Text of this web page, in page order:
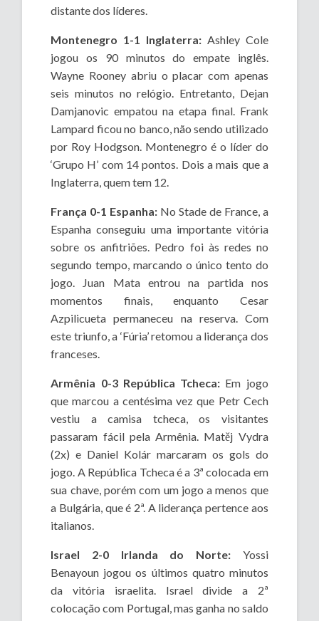
distante dos líderes.
Montenegro 1-1 Inglaterra: Ashley Cole
jogou os 90 minutos do empate inglês.
Wayne Rooney abriu o placar com apenas
seis minutos no relógio. Entretanto, Dejan
Damjanovic empatou na etapa final. Frank
Lampard ficou no banco, não sendo utilizado
por Roy Hodgson. Montenegro é o líder do
‘Grupo H’ com 14 pontos. Dois a mais que a
Inglaterra, quem tem 12.
França 0-1 Espanha: No Stade de France, a
Espanha conseguiu uma importante vitória
sobre os anfitriões. Pedro foi às redes no
segundo tempo, marcando o único tento do
jogo. Juan Mata entrou na partida nos
momentos finais, enquanto Cesar
Azpilicueta permaneceu na reserva. Com
este triunfo, a ‘Fúria’ retomou a liderança dos
franceses.
Armênia 0-3 República Tcheca: Em jogo
que marcou a centésima vez que Petr Cech
vestiu a camisa tcheca, os visitantes
passaram fácil pela Armênia. Matěj Vydra
(2x) e Daniel Kolár marcaram os gols do
jogo. A República Tcheca é a 3ª colocada em
sua chave, porém com um jogo a menos que
a Bulgária, que é 2ª. A liderança pertence aos
italianos.
Israel 2-0 Irlanda do Norte: Yossi
Benayoun jogou os últimos quatro minutos
da vitória israelita. Israel divide a 2ª
colocação com Portugal, mas ganha no saldo